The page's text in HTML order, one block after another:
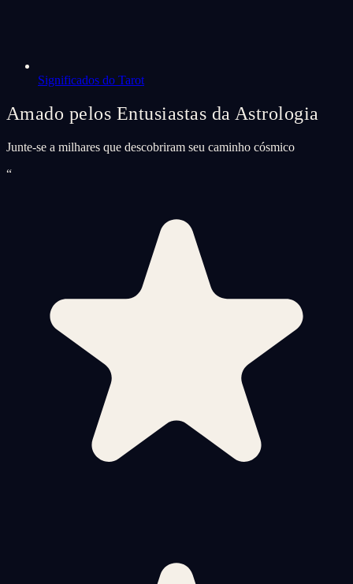
Significados do Tarot
Amado pelos Entusiastas da Astrologia
Junte-se a milhares que descobriram seu caminho cósmico
“